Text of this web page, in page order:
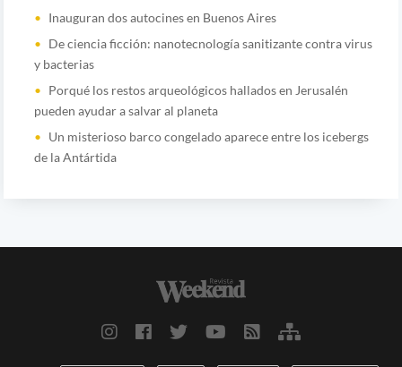
Inauguran dos autocines en Buenos Aires
De ciencia ficción: nanotecnología sanitizante contra virus
y bacterias
Porqué los restos arqueológicos hallados en Jerusalén
pueden ayudar a salvar al planeta
Un misterioso barco congelado aparece entre los icebergs
de la Antártida